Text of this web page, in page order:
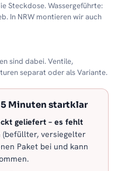
Steckdose. Wassergeführte:
In NRW montieren wir auch
sind dabei. Ventile,
separat oder als Variante.
5 Minuten startklar
geliefert – es fehlt
(befüllter, versiegelter
Paket bei und kann